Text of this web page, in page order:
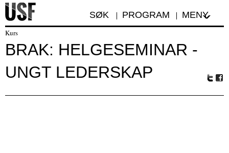
SØK PROGRAM MENY
Kurs
BRAK: HELGESEMINAR -
UNGT LEDERSKAP